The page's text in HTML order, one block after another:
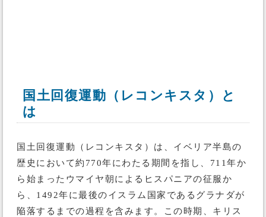
国土回復運動（レコンキスタ）と
は
国土回復運動（レコンキスタ）は、イベリア半島の
歴史において約770年にわたる期間を指し、711年か
ら始まったウマイヤ朝によるヒスパニアの征服か
ら、1492年に最後のイスラム国家であるグラナダが
陥落するまでの過程を含みます。この時期、キリス